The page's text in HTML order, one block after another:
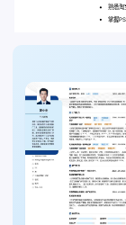
熟悉淘
掌握